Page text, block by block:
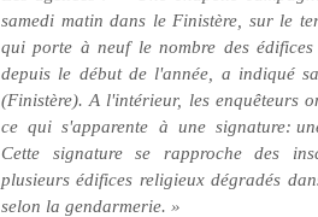
samedi matin dans le Finistère, sur le
qui porte à neuf le nombre des
depuis le début de l'année, a indiqué
(Finistère). A l'intérieur, les enquêteurs
ce qui s'apparente à une signature:
Cette signature se rapproche des
plusieurs édifices religieux dégradés
selon la gendarmerie. »